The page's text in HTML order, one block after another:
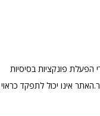
פונקציות בסיסיות
אינו יכול לתפקד כראוי